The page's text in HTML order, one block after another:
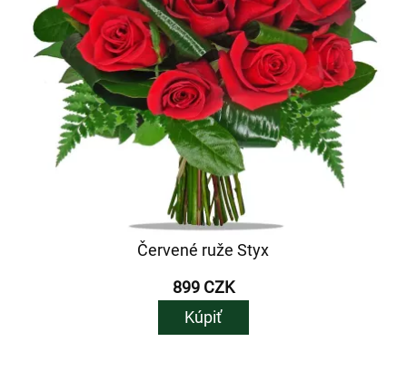
Červené ruže Styx
899 CZK
Kúpiť